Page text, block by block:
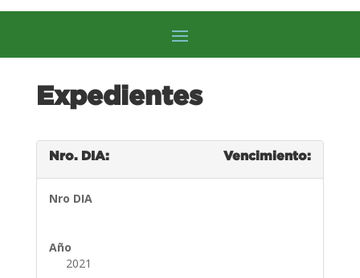
Expedientes
Nro. DIA: Vencimiento:
Nro DIA
Año
2021